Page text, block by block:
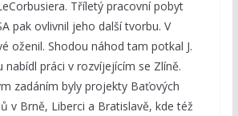
Tříletý pracovní pobyt
pak ovlivnil jeho další tvorbu. V
oženil. Shodou náhod tam potkal J.
nabídl práci v rozvíjejícím se Zlíně.
zadáním byly projekty Baťových
v Brně, Liberci a Bratislavě, kde též